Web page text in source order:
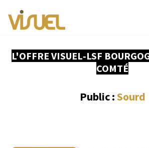
L'OFFRE VISUEL‑LSF
COMTÉ
Public :Sourd